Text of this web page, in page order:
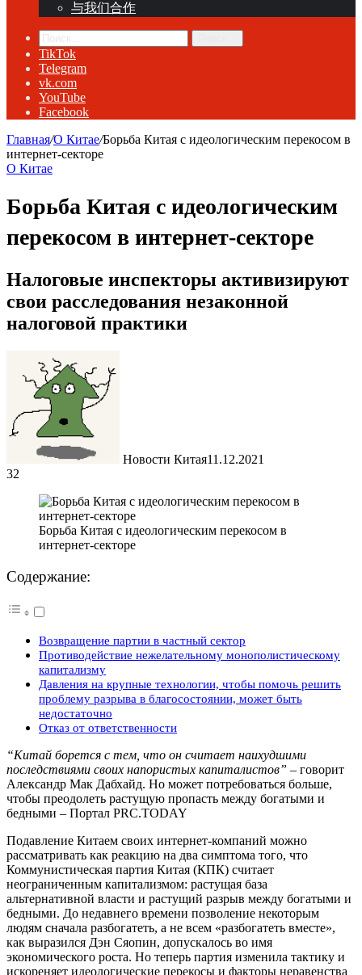
与我们合作
TikTok
Telegram
vk.com
YouTube
Facebook
Главная/О Китае/Борьба Китая с идеологическим перекосом в
интернет-секторе
О Китае
Борьба Китая с идеологическим
перекосом в интернет-секторе
Налоговые инспекторы активизируют
свои расследования незаконной
налоговой практики
Новости Китая11.12.2021
32
Борьба Китая с идеологическим перекосом в
интернет-секторе
Содержание:
Возвращение партии в частный сектор
Противодействие нежелательному монополистическому
капитализму
Давления на крупные технологии, чтобы помочь решить
проблему разрыва в благосостоянии, может быть
недостаточно
Отказ от ответственности
“Китай борется с тем, что он считает наихудшими
последствиями своих напористых капиталистов” – говорит
Александр Мак Дабхайд. Но может потребоваться больше,
чтобы преодолеть растущую пропасть между богатыми и
бедными – Портал PRC.TODAY
Подавление Китаем своих интернет-компаний можно
рассматривать как реакцию на два симптома того, что
Коммунистическая партия Китая (КПК) считает
неограниченным капитализмом: растущая база
альтернативной власти и растущий разрыв между богатыми и
бедными. До недавнего времени позволение некоторым
людям сначала разбогатеть, а не всем «разбогатеть вместе»,
как выразился Дэн Сяопин, допускалось во имя
экономического роста. Но теперь партия изменила тактику и
искореняет идеологические перекосы и факторы неравенства